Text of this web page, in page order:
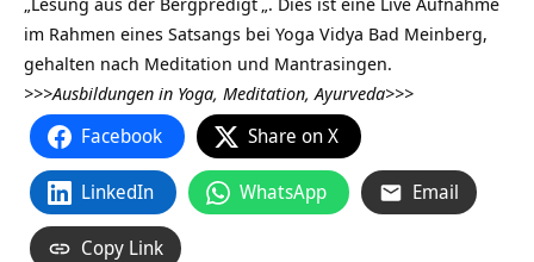
im Rahmen eines Satsangs bei Yoga Vidya Bad Meinberg,
gehalten nach Meditation und Mantrasingen.
>>>Ausbildungen in Yoga, Meditation, Ayurveda>>>
Facebook Share on X
LinkedIn WhatsApp Email
Copy Link